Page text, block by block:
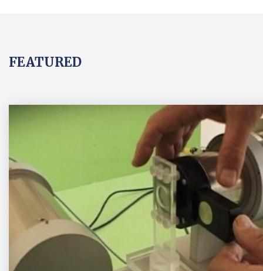
FEATURED